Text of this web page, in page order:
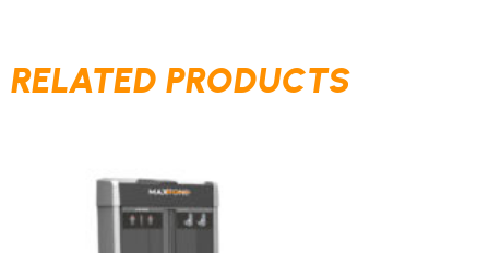
RELATED PRODUCTS